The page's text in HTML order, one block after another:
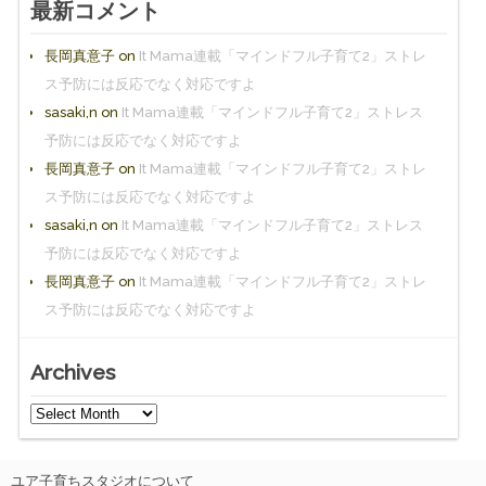
最新コメント
長岡真意子on It Mama連載「マインドフル子育て2」ストレ
ス予防には反応でなく対応ですよ
sasaki,n on It Mama連載「マインドフル子育て2」ストレス
予防には反応でなく対応ですよ
長岡真意子on It Mama連載「マインドフル子育て2」ストレ
ス予防には反応でなく対応ですよ
sasaki,n on It Mama連載「マインドフル子育て2」ストレス
予防には反応でなく対応ですよ
長岡真意子on It Mama連載「マインドフル子育て2」ストレ
ス予防には反応でなく対応ですよ
Archives
ユア子育ちスタジオについて